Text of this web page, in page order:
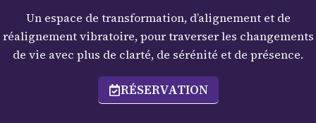
Un espace de transformation, d’alignement et de
réalignement vibratoire, pour traverser les changements
de vie avec plus de clarté, de sérénité et de présence.
RÉSERVATION